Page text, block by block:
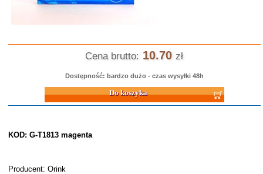
Cena brutto: 10.70 zł
Dostępność: bardzo dużo - czas wysyłki 48h
Do koszyka
KOD: G-T1813 magenta
Producent: Orink